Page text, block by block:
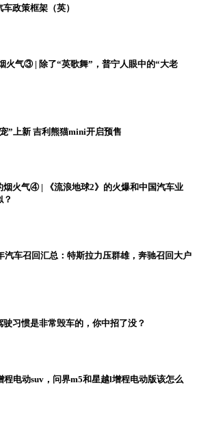
政策框架（英）
火气③ | 除了“英歌舞”，普宁人眼中的“大老
”上新 吉利熊猫mini开启预售
烟火气④ | 《流浪地球2》的火爆和中国汽车业
汽车召回汇总：特斯拉力压群雄，奔驰召回大户
习惯是非常毁车的，你中招了没？
程电动suv，问界m5和星越l增程电动版该怎么